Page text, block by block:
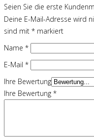
Seien Sie die erste
Deine E-Mail-Adresse wird
sind mit * markiert
Name *
E-Mail *
Ihre Bewertung
Ihre Bewertung *